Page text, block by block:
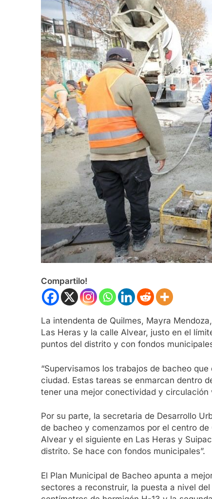
Compartilo!
La intendenta de Quilmes, Mayra
Las Heras y la calle Alvear, justo en el
puntos del distrito y con fondos
“Supervisamos los trabajos de bacheo
ciudad. Estas tareas se enmarcan dentro
tener una mejor conectividad y circulación
Por su parte, la secretaria de Desarrollo
de bacheo y comenzamos por el centro
Alvear y el siguiente en Las Heras y
distrito. Se hace con fondos municipales”.
El Plan Municipal de Bacheo apunta a
sectores a reconstruir, la puesta a nivel